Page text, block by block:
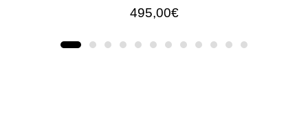
495,00€